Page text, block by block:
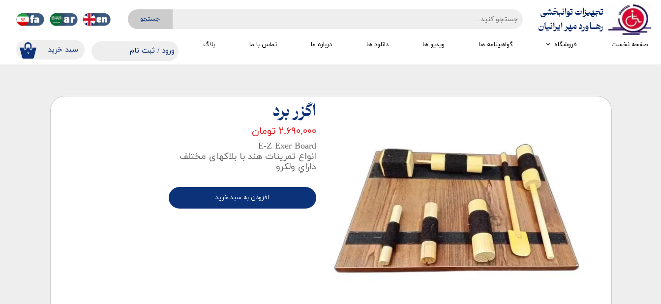
جستجو
۰ ​​سبد خرید ورود / ثبت نام
تجهیزات توانبخشی
​​​​​​​رهــاورد مهر ایرانیان
صفحه نخست فروشگاه
تجهیزات کار درمانی
تجهیزات مکانوتراپی تجهیزات الکترو تراپی
گواهینامه ها ویدیو ها دانلود ها درباره ما تماس با ما بلاگ
اگزر برد
۲,۶۹۰,۰۰۰ تومان
E-Z Exer Board
انواع تمرينات هند با بلاكهای مختلف
داراي ولکرو
افزودن به سبد خرید